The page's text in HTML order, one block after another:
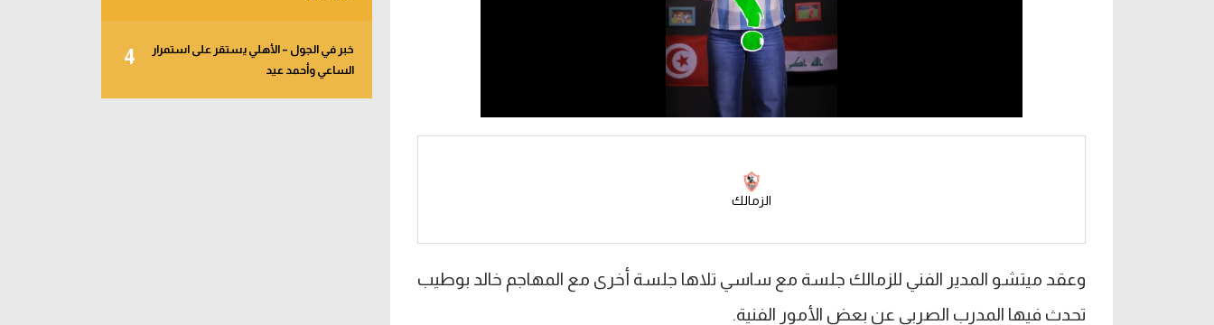
الزمالك
وعقد ميتشو المدير الفني للزمالك جلسة مع ساسي تلاها جلسة أخرى مع المهاجم خالد بوطيب
تحدث فيها المدرب الصربي عن بعض الأمور الفنية.
4
خبر في الجول – الأهلي يستقر على استمرار
الساعي وأحمد عيد